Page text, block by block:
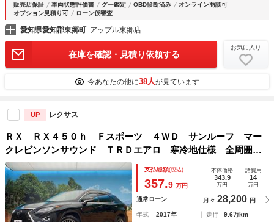
販売店保証 車両状態評価書 グー鑑定 OBD診断済み
オンライン商談可
オプション見積り可
ローン仮審査
愛知県愛知郡東郷町 アップル東郷店
在庫を確認・見積り依頼する
お気に入り
今あなたの他に38人が見ています
UP レクサス
ＲＸ ＲＸ４５０ｈ Ｆスポーツ ４ＷＤ サンルーフ マー
クレビンソンサウンド ＴＲＤエアロ 寒冷地仕様 全周囲カ
メラ １２．３インチ純正ナビ ブラインドスポットモニタ
ー レーダークルーズ シートベンチレーション ステアリン
グヒーター
支払総額(税込)
357.9 万円
本体価格
343.9
万円
諸費用
14
万円
通常ローン 月々 28,200 円
年式 2017年 走行
9.6万km